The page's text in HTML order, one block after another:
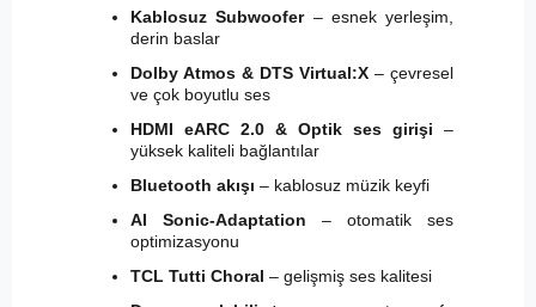
Kablosuz Subwoofer– esnek yerleşim,
derin baslar
Dolby Atmos & DTS Virtual:X – çevresel
ve çok boyutlu ses
HDMI eARC 2.0 & Optik ses girişi –
yüksek kaliteli bağlantılar
Bluetooth akışı – kablosuz müzik keyfi
AI Sonic-Adaptation – otomatik ses
optimizasyonu
TCL Tutti Choral – gelişmiş ses kalitesi